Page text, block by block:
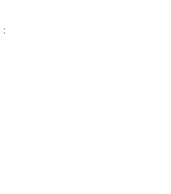
LE MOT DE PASSE